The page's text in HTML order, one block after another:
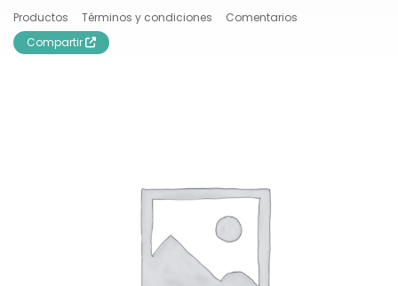
Productos Términos y condiciones
Comentarios
Compartir